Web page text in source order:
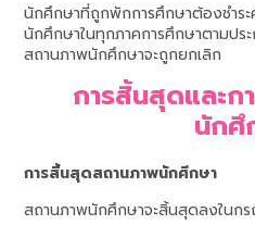
นักศึกษาที่ถูกพักการศึกษาต้องชำระ
นักศึกษาในทุกภาคการศึกษาตามปร
สถานภาพนักศึกษาจะถูกยกเลิก
การสิ้นสุดและก
นักศึ
การสิ้นสุดสถานภาพนักศึกษา
สถานภาพนักศึกษาจะสิ้นสุดลงในก